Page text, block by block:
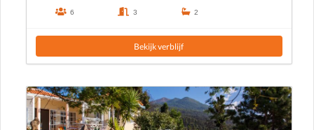
6 3 2
Bekijk verblijf